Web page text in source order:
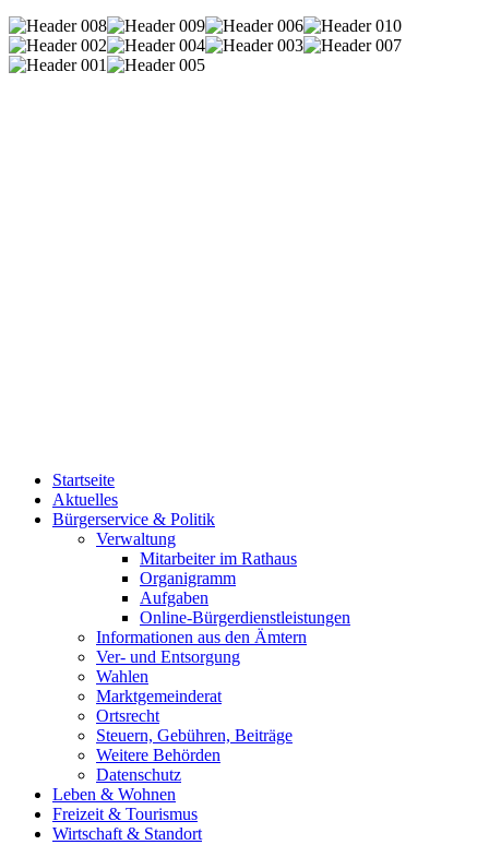
Startseite
Aktuelles
Bürgerservice & Politik
Verwaltung
Mitarbeiter im Rathaus
Organigramm
Aufgaben
Online-Bürgerdienstleistungen
Informationen aus den Ämtern
Ver- und Entsorgung
Wahlen
Marktgemeinderat
Ortsrecht
Steuern, Gebühren, Beiträge
Weitere Behörden
Datenschutz
Leben & Wohnen
Freizeit & Tourismus
Wirtschaft & Standort